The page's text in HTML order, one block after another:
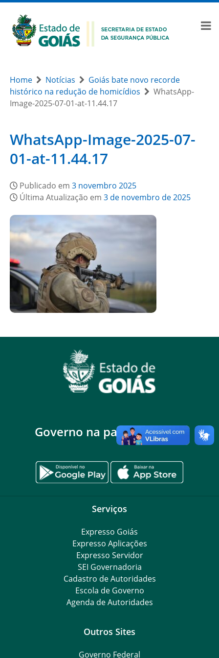
Home Notícias
Goiás bate novo recorde
histórico na redução de homicídios
WhatsApp-
Image-2025-07-01-at-11.44.17
WhatsApp-Image-2025-07-
01-at-11.44.17
Publicado em 3 novembro 2025
Última Atualização em 3 de novembro de 2025
Governo na palma da mão
Serviços
Expresso Goiás
Expresso Aplicações
Expresso Servidor
SEI Governadoria
Cadastro de Autoridades
Escola de Governo
Agenda de Autoridades
Outros Sites
Governo Federal